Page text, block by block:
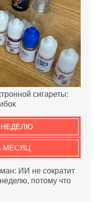
сигареты:
МЕСЯЦ
ИИ не сократит
потому что